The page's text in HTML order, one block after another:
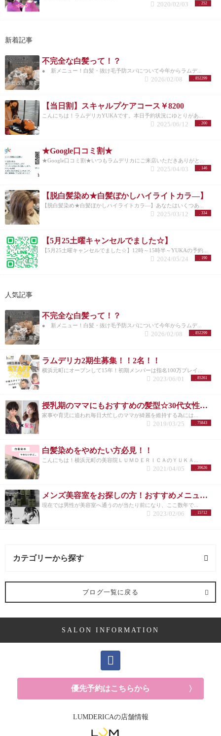
252
2020/02/03
新着記事
不完全な白髪って！？
● 新メニュー！白髪・抜け毛予防スパについて今年からラムデ...
852299
2026/02/08
【当日割】スキャルプケアコース￥8200
こんにちは！ラムデリカYUKAです。本日予約状況にゆとりがあ...
200
2025/06/12
★Google口コミ割★
★Google口コミ割★いつもラムデリカにご来店いただきありがと...
146
2025/04/03
【脱白髪染め★白髪ぼかしハイライトカラ―】
【脱白髪染め★白髪ぼかしハイライトカラ―】あなたはいくつあ...
334
2025/03/12
【5月25土曜キャンセルでました☆】
【5月25土曜キャンセルでました☆】12時～15時半～YUKAの予約...
190
2024/05/24
人気記事
不完全な白髪って！？
● 新メニュー！白髪・抜け毛予防スパについて今年からラムデ...
852299
2026/02/08
ラムデリカ2期生募集！！2名！！
横浜元町にオープンして15年！初期メンバーは指名100万プレイ...
85261
2023/06/01
授乳期のママにもおすすめの髪型☆30代女性を若く見せるスタイル特集☆
家事や育児に追われ毎日大忙しのママが綺麗を維持する為には...
75843
2019/03/25
白髪染めをやめたい方必見！！
こんにちは！横浜元町の美容院ＬＵＭＤＥＲＩＣＡのＹＵＫＡ...
39626
2021/04/05
メンズ美容室をお探しの方！おすすめメニューまとめ
現在では男性が美容室へ通うのが当たり前になり、ここ数年で...
15712
2023/02/06
カテゴリーから探す
求人 (3記事)
ママ向け (10記事)
ブログ一覧に戻る
SALON INFORMATION
優先予約はこちらから
LUMDERICAの店舗情報